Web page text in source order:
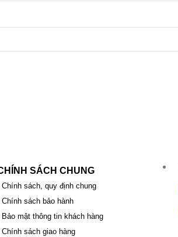
SÁCH CHUNG
Chính sách, quy định chung
Chính sách bảo hành
Bảo mật thông tin khách hàng
Chính sách giao hàng